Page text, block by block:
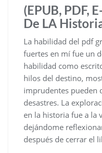
(EPUB, PDF,
De LA
La habilidad del pdf
fuertes en mí fue un
habilidad como
hilos del destino,
imprudentes pueden
desastres. La
en la historia fue a la
dejándome
después de cerrar el